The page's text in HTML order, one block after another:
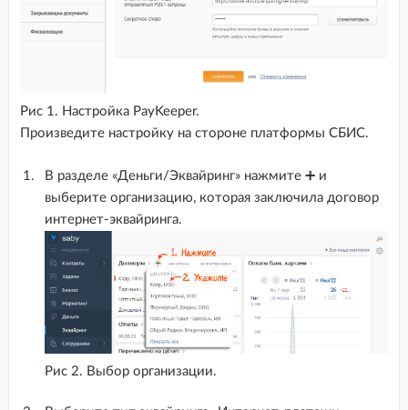
GetCourse
InSales
Magento
MODX 2.8.3 Revolution + Shopkeeper3
MODX Evolution Shopkeeper
MODX Revolution + Shopkeeper2
MODX Revolution miniShop2
NetCat
Рис 1. Настройка PayKeeper.
Произведите настройку на стороне платформы СБИС.
В разделе «Деньги/Эквайринг» нажмите ➕ и
выберите организацию, которая заключила договор
интернет-эквайринга.
Рис 2. Выбор организации.